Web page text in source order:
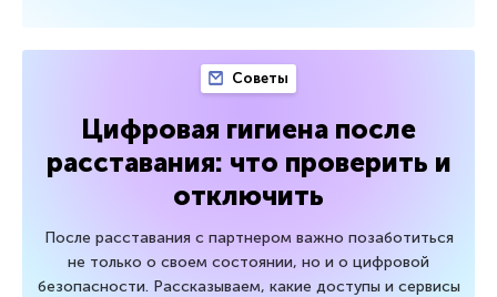
Советы
Цифровая гигиена после
расставания: что проверить и
отключить
После расставания с партнером важно позаботиться
не только о своем состоянии, но и о цифровой
безопасности. Рассказываем, какие доступы и сервисы